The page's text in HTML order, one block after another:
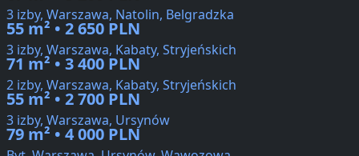
3 izby, Warszawa, Natolin, Belgradzka
55 m² • 2 650 PLN
3 izby, Warszawa, Kabaty, Stryjeńskich
71 m² • 3 400 PLN
2 izby, Warszawa, Kabaty, Stryjeńskich
55 m² • 2 700 PLN
3 izby, Warszawa, Ursynów
79 m² • 4 000 PLN